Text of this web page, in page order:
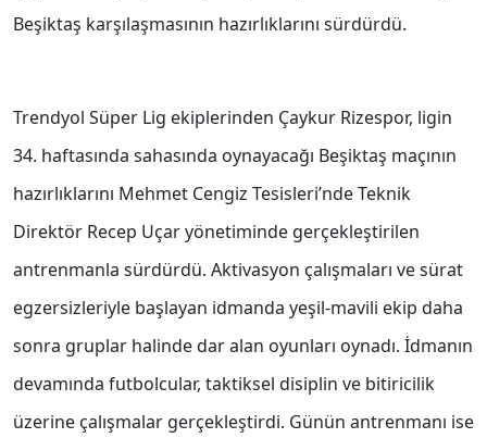
Beşiktaş karşılaşmasının hazırlıklarını sürdürdü.
Trendyol Süper Lig ekiplerinden Çaykur Rizespor, ligin
34. haftasında sahasında oynayacağı Beşiktaş maçının
hazırlıklarını Mehmet Cengiz Tesisleri’nde Teknik
Direktör Recep Uçar yönetiminde gerçekleştirilen
antrenmanla sürdürdü. Aktivasyon çalışmaları ve sürat
egzersizleriyle başlayan idmanda yeşil-mavili ekip daha
sonra gruplar halinde dar alan oyunları oynadı. İdmanın
devamında futbolcular, taktiksel disiplin ve bitiricilik
üzerine çalışmalar gerçekleştirdi. Günün antrenmanı ise